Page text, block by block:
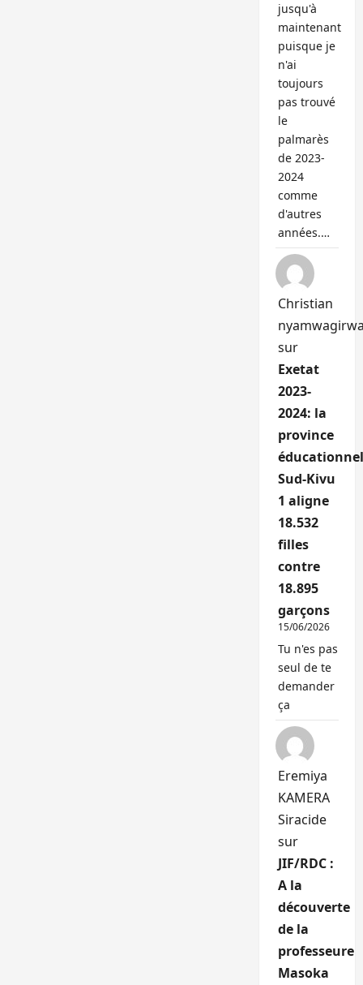
jusqu'à
maintenant
puisque je
n'ai
toujours
pas trouvé
le
palmarès
de 2023-
2024
comme
d'autres
années.…
Christian
sur
Exetat
2023-
2024: la
province
Sud-Kivu
1 aligne
18.532
filles
contre
18.895
garçons
15/06/2026
Tu n'es pas
seul de te
demander
ça
Eremiya
KAMERA
Siracide
sur
JIF/RDC :
A la
découverte
de la
professeure
Masoka